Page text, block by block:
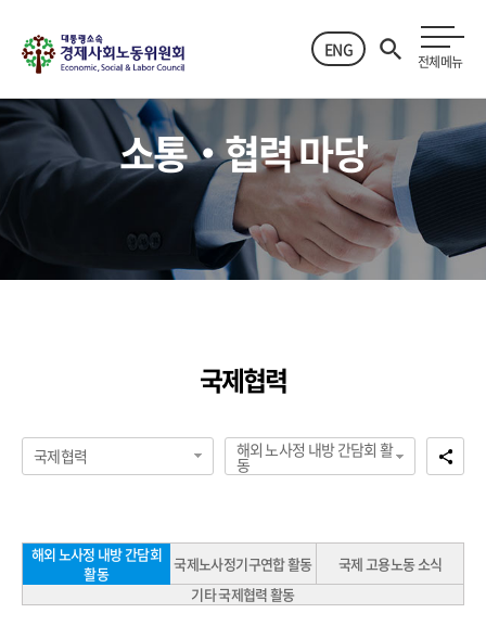
ENG
전체메뉴
소통‧협력 마당
국제협력
국제협력 해외 노사정 내방 간담회 활
동
해외 노사정 내방 간담회
활동
국제노사정기구연합 활동
국제 고용노동 소식
기타 국제협력 활동